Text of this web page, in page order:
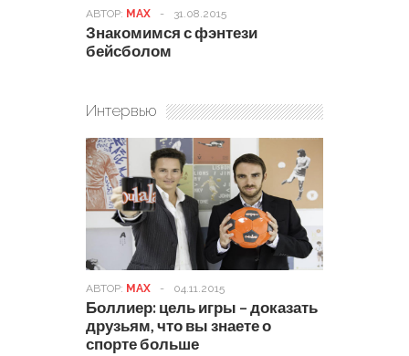
АВТОР: MAX - 31.08.2015
Знакомимся с фэнтези
бейсболом
Интервью
АВТОР: MAX - 04.11.2015
Боллиер: цель игры – доказать
друзьям, что вы знаете о
спорте больше